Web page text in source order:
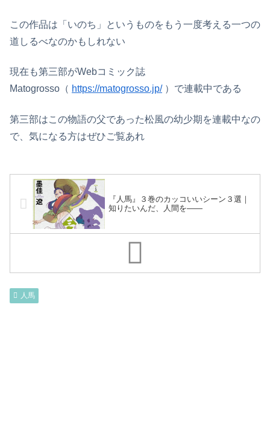
この作品は「いのち」というものをもう一度考える一つの
道しるべなのかもしれない
現在も第三部がWebコミック誌
Matogrosso（ https://matogrosso.jp/）で連載中である
第三部はこの物語の父であった松風の幼少期を連載中なの
で、気になる方はぜひご覧あれ
『人馬』３巻のカッコいいシーン３選｜
知りたいんだ、人間を――
人馬